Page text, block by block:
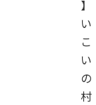
】
い
こ
い
の
村